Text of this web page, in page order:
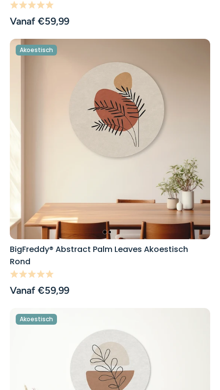
Vanaf €59,99
Akoestisch
BigFreddy® Abstract Palm Leaves Akoestisch
Rond
Vanaf €59,99
Akoestisch